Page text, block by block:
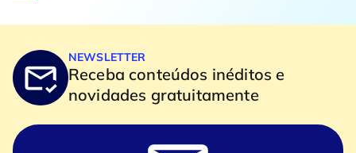
NEWSLETTER
Receba conteúdos inéditos e
novidades gratuitamente